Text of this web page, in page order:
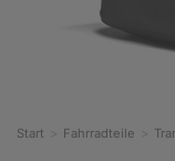
Start Fahrradteile